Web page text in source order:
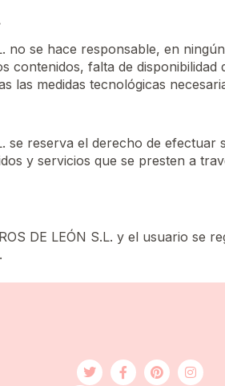
no se hace responsable, en
contenidos, falta de
las medidas tecnológicas
se reserva el derecho de
y servicios que se presten a
DE LEÓN S.L. y el usuario